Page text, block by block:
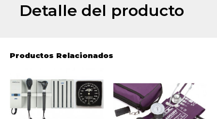
Detalle del producto
Productos Relacionados